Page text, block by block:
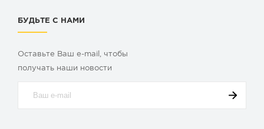
БУДЬТЕ С НАМИ
Оставьте Ваш e-mail, чтобы
получать наши новости